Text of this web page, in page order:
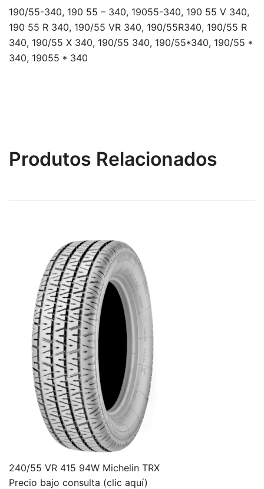
190/55-340, 190 55 – 340, 19055-340, 190 55 V 340,
190 55 R 340, 190/55 VR 340, 190/55R340, 190/55 R
340, 190/55 X 340, 190/55 340, 190/55*340, 190/55 *
340, 19055 * 340
Produtos Relacionados
240/55 VR 415 94W Michelin TRX
Precio bajo consulta (clic aquí)